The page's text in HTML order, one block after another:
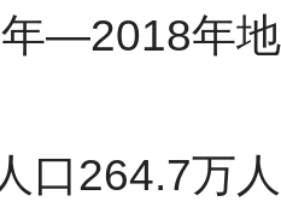
—2018年
口264.7万